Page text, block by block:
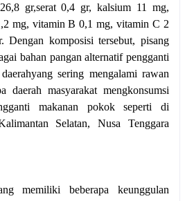
gr,serat 0,4 gr, kalsium 11 mg,
mg, vitamin B 0,1 mg, vitamin C 2
komposisi tersebut, pisang
bahan pangan alternatif pengganti
sering mengalami rawan
daerah masyarakat mengkonsumsi
makanan pokok seperti di
Selatan, Nusa Tenggara
memiliki beberapa keunggulan